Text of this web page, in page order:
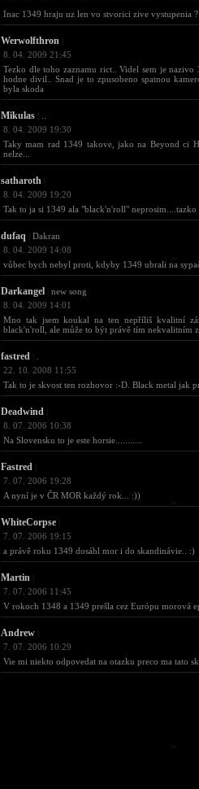
Inac 1349 hraju uz len vo stvorici zive vystupenia ?
Werwolfthron
8. 04. 2009 21:45
Tezko dle toho zaznamu rict.. Videl sem je
hodne divil.. Snad je to zpusobeno spatnou
byla skoda
Mikulas
8. 04. 2009 19:30
Taky mam rad 1349 takove, jako na Beyond ci
nelze...
satharoth
8. 04. 2009 19:20
Tak to ja si 1349 ala "black'n'roll"
dufaq
Dakran
8. 04. 2009 14:08
vůbec bych nebyl proti, kdyby 1349 ubrali na
Darkangel
new song
8. 04. 2009 14:01
Mno tak jsem koukal na ten nepříliš kvalitní
black'n'roll, ale může to být právě tím nekvalitním
fastred
22. 10. 2008 11:55
Tak to je skvost ten rozhovor :-D. Black metal jak
Deadwind
8. 07. 2006 10:38
Na Slovensku to je este horsie...........
Fastred
7. 07. 2006 19:28
A nyní je v ČR MOR každý rok... :))
WhiteCorpse
7. 07. 2006 19:15
a právě roku 1349 dosáhl mor i do skandinávie.. :)
Martin
7. 07. 2006 11:45
V rokoch 1348 a 1349 prešla cez Európu morová
Andrew
7. 07. 2006 10:29
Vie mi niekto odpovedat na otazku preco ma tato